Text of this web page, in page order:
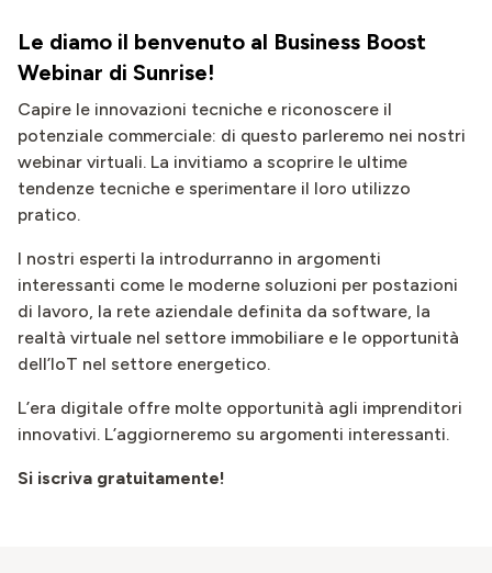
Le diamo il benvenuto al Business Boost
Webinar di Sunrise!
Capire le innovazioni tecniche e riconoscere il
potenziale commerciale: di questo parleremo nei nostri
webinar virtuali. La invitiamo a scoprire le ultime
tendenze tecniche e sperimentare il loro utilizzo
pratico.
I nostri esperti la introdurranno in argomenti
interessanti come le moderne soluzioni per postazioni
di lavoro, la rete aziendale definita da software, la
realtà virtuale nel settore immobiliare e le opportunità
dell’IoT nel settore energetico.
L’era digitale offre molte opportunità agli imprenditori
innovativi. L’aggiorneremo su argomenti interessanti.
Si iscriva gratuitamente!